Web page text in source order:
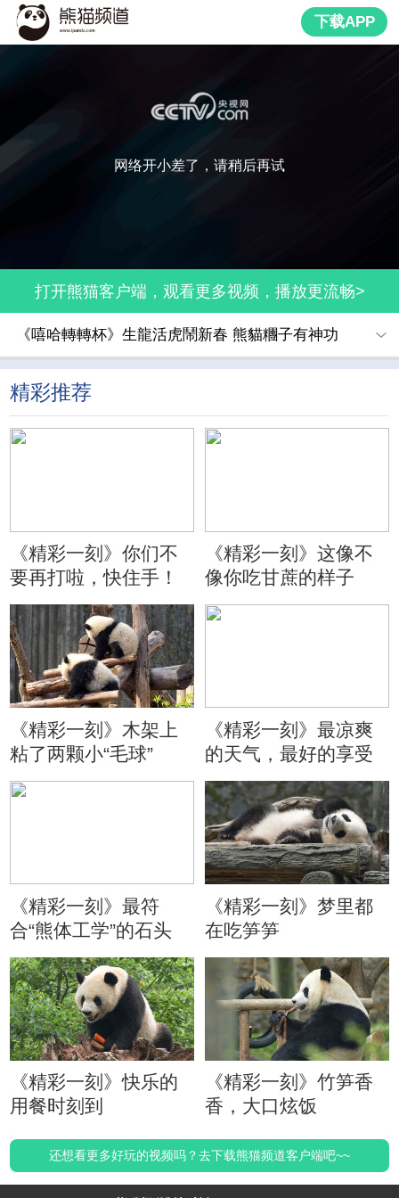
下载APP
网络开小差了，请稍后再试
打开熊猫客户端，观看更多视频，播放更流畅>
《嘻哈轉轉杯》生龍活虎鬧新春 熊貓糰子有神功
精彩推荐
《精彩一刻》你们不
要再打啦，快住手！
《精彩一刻》这像不
像你吃甘蔗的样子
《精彩一刻》木架上
粘了两颗小“毛球”
《精彩一刻》最凉爽
的天气，最好的享受
《精彩一刻》最符
合“熊体工学”的石头
《精彩一刻》梦里都
在吃笋笋
《精彩一刻》快乐的
用餐时刻到
《精彩一刻》竹笋香
香，大口炫饭
还想看更多好玩的视频吗？去下载熊猫频道客户端吧~~